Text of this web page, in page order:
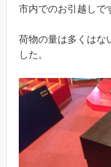
市内でのお引越しで
荷物の量は多くはな
した。